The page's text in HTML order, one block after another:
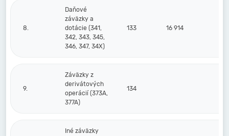
8.
Daňové
záväzky a
dotácie (341,
342, 343, 345,
346, 347, 34X)
133 16 914
9.
Záväzky z
derivátových
operácií (373A,
377A)
134
Iné záväzky